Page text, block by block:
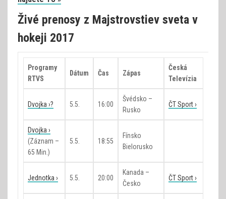
Živé prenosy z Majstrovstiev sveta v
hokeji 2017
Programy
RTVS
Dátum Čas Zápas
Česká
Televízia
Dvojka ›? 5.5. 16:00
Švédsko –
Rusko
ČT Sport ›
Dvojka ›
(záznam –
65 Min.)
5.5. 18:55
Fínsko
Bielorusko
Jednotka › 5.5. 20:00
Kanada –
Česko
ČT Sport ›